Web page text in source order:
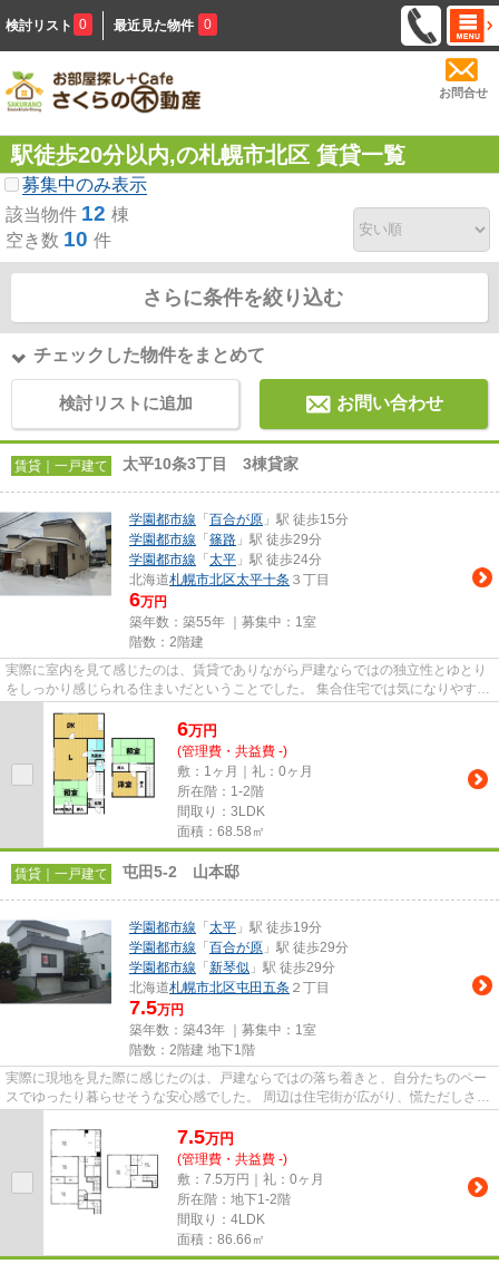
検討リスト 0 最近見た物件 0
お問合せ
駅徒歩20分以内,の札幌市北区 賃貸一覧
募集中のみ表示
該当物件 12 棟
空き数 10 件
さらに条件を絞り込む
チェックした物件をまとめて
検討リストに追加 お問い合わせ
賃貸｜一戸建て 太平10条3丁目 3棟貸家
学園都市線 「 百合が原 」駅 徒歩15分
学園都市線 「 篠路 」駅 徒歩29分
学園都市線 「 太平 」駅 徒歩24分
北海道札幌市北区太平十条 ３丁目
6万円
築年数：築55年 ｜募集中： 1室
階数：2階建
実際に室内を見て感じたのは、賃貸でありながら戸建ならではの独立性とゆとり
をしっかり感じられる住まいだということでした。 集合住宅では気になりやすい
6万円
(管理費・共益費 -)
敷：1ヶ月｜礼：0ヶ月
所在階：1-2階
間取り：3LDK
面積：68.58㎡
賃貸｜一戸建て 屯田5-2 山本邸
学園都市線 「 太平 」駅 徒歩19分
学園都市線 「 百合が原 」駅 徒歩29分
学園都市線 「 新琴似 」駅 徒歩29分
北海道札幌市北区屯田五条 ２丁目
7.5万円
築年数：築43年 ｜募集中： 1室
階数：2階建 地下1階
実際に現地を見た際に感じたのは、戸建ならではの落ち着きと、自分たちのペー
スでゆったり暮らせそうな安心感でした。 周辺は住宅街が広がり、慌ただしさを
7.5万円
(管理費・共益費 -)
敷：7.5万円｜礼：0ヶ月
所在階：地下1-2階
間取り：4LDK
面積：86.66㎡